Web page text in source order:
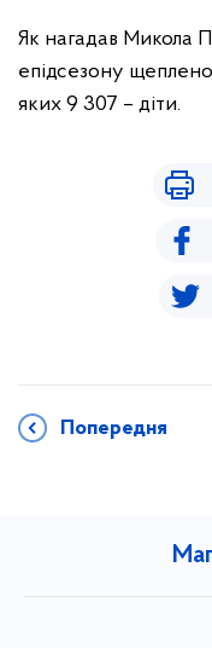
Як нагадав Микола
епідсезону
яких 9 307 – діти.
Попередня